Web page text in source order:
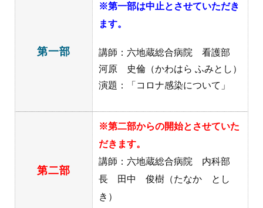
第一部
※第一部は中止とさせていただき
ます。
講師：六地蔵総合病院 看護部
河原 史倫（かわはら ふみとし）
演題：「コロナ感染について」
第二部
※第二部からの開始とさせていた
だきます。
講師：六地蔵総合病院 内科部
長 田中 俊樹（たなか とし
き）